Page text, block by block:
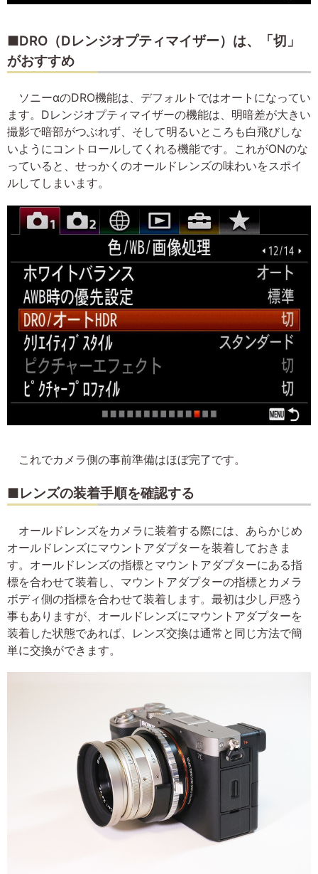
■DRO（Dレンジオプティマイザー）は、「切」
がおすすめ
ソニーαのDRO機能は、デフォルトではオートになってい
ます。Dレンジオプティマイザーの機能は、明暗差が大きい
撮影で暗部がつぶれず、そして明るいところも白飛びしな
いようにコントロールしてくれる機能です。これがONのな
っていると、せっかくのオールドレンズの味わいをスポイ
ルしてしまいます。
これでカメラ側の事前準備はほぼ完了です。
■レンズの装着手順を確認する
オールドレンズをカメラに装着する際には、あらかじめ
オールドレンズにマウントアダプターを装着しておきま
す。オールドレンズの指標とマウントアダプターにある指
標を合わせて装着し、マウントアダプターの指標とカメラ
ボディ側の指標を合わせて装着します。最初は少し戸惑う
事もありますが、オールドレンズにマウントアダプターを
装着した状態であれば、レンズ交換は通常と同じ方法で簡
単に交換ができます。